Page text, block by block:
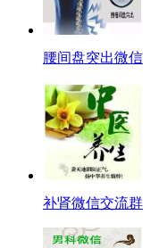
腰间盘突出微信
补肾微信交流群